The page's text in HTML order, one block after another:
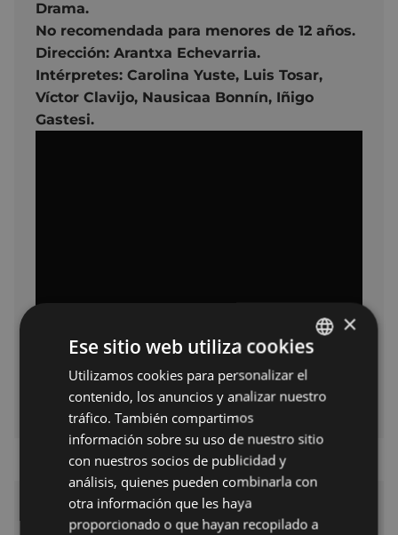
Drama.
No recomendada para menores de 12 años.
Dirección: Arantxa Echevarria.
Intérpretes: Carolina Yuste, Luis Tosar,
Víctor Clavijo, Nausicaa Bonnín, Iñigo
Gastesi.
Emmanuelle
BASQUE
SPANISH
×
Ese sitio web utiliza cookies
Utilizamos cookies para personalizar el
contenido, los anuncios y analizar nuestro
tráfico. También compartimos
información sobre su uso de nuestro sitio
con nuestros socios de publicidad y
análisis, quienes pueden combinarla con
otra información que les haya
proporcionado o que hayan recopilado a